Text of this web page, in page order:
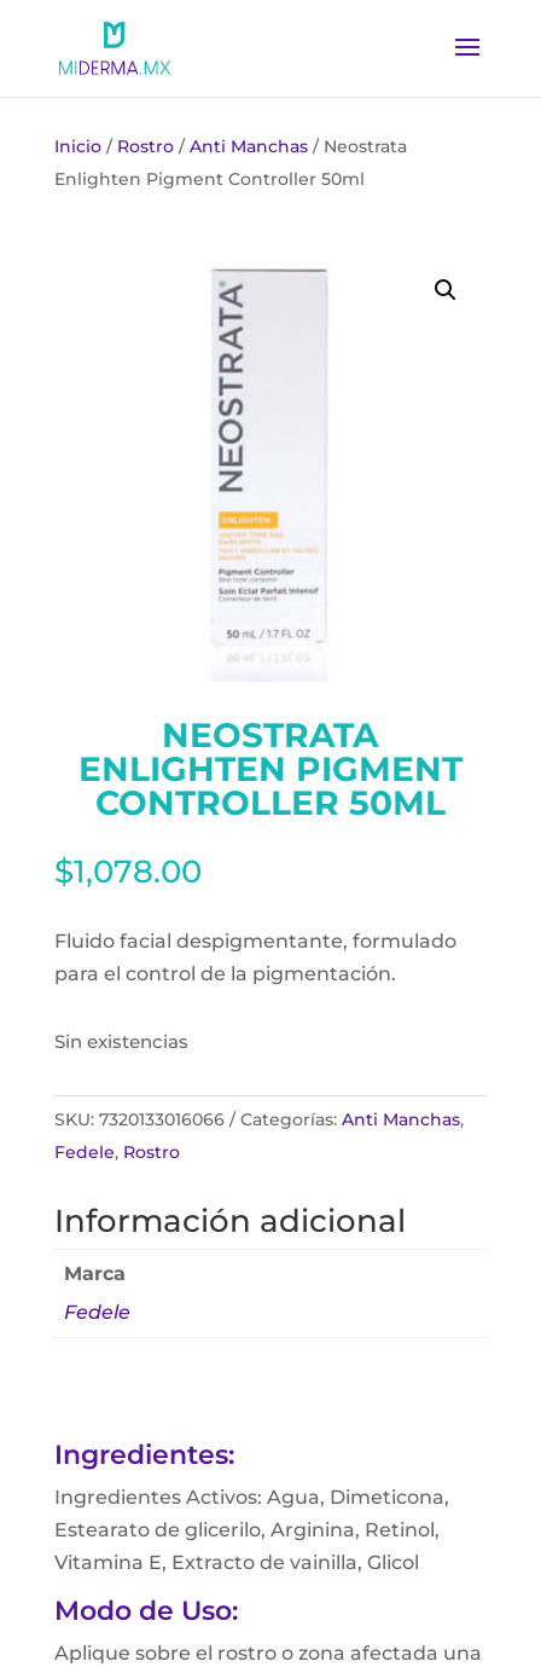
Inicio/ Rostro/Anti Manchas/ Neostrata
Enlighten Pigment Controller 50ml
NEOSTRATA
ENLIGHTEN PIGMENT
CONTROLLER 50ML
$1,078.00
Fluido facial despigmentante, formulado
para el control de la pigmentación.
Sin existencias
SKU: 7320133016066 Categorías: Anti Manchas,
Fedele, Rostro
Información adicional
Marca
Fedele
Ingredientes:
Ingredientes Activos: Agua, Dimeticona,
Estearato de glicerilo, Arginina, Retinol,
Vitamina E, Extracto de vainilla, Glicol
Modo de Uso:
Aplique sobre el rostro o zona afectada una